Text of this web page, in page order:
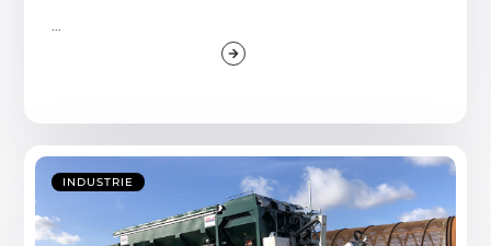
INDUSTRIE